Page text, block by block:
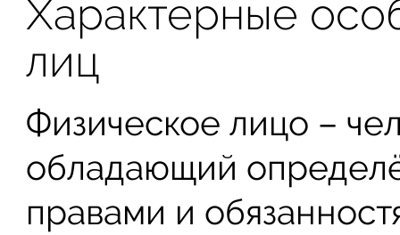
Характерные
лиц
Физическое лицо –
обладающий
правами и